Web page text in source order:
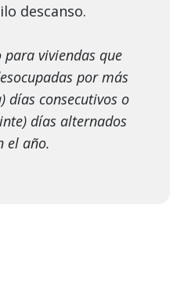
descanso.
para viviendas que
por más
días consecutivos o
días alternados
el año.